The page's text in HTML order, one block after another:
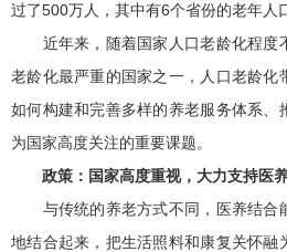
过了500万人，其中有6个省份的老年人
近年来，随着国家人口老龄化程度
老龄化最严重的国家之一，人口老龄化
如何构建和完善多样的养老服务体系、
为国家高度关注的重要课题。
政策：国家高度重视，大力支持医
与传统的养老方式不同，医养结合
地结合起来，把生活照料和康复关怀融